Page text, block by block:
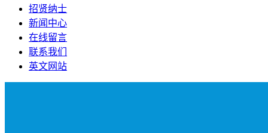
招贤纳士
新闻中心
在线留言
联系我们
英文网站